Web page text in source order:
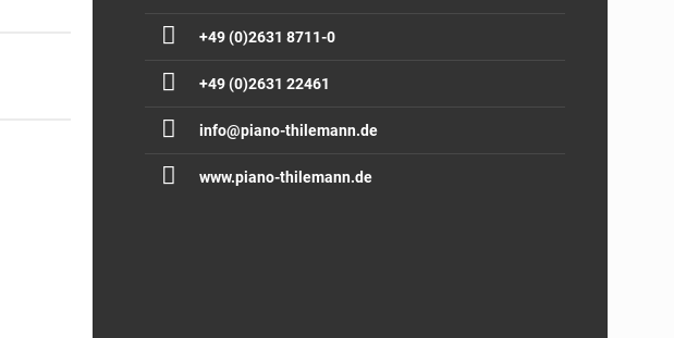
+49 (0)2631 8711-0
+49 (0)2631 22461
info@piano-thilemann.de
www.piano-thilemann.de